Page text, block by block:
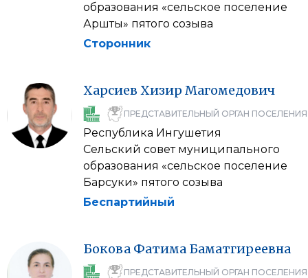
образования «сельское поселение
Аршты» пятого созыва
Сторонник
Харсиев Хизир Магомедович
ПРЕДСТАВИТЕЛЬНЫЙ ОРГАН ПОСЕЛЕНИЯ
Республика Ингушетия
Сельский совет муниципального
образования «сельское поселение
Барсуки» пятого созыва
Беспартийный
Бокова Фатима Баматгиреевна
ПРЕДСТАВИТЕЛЬНЫЙ ОРГАН ПОСЕЛЕНИЯ